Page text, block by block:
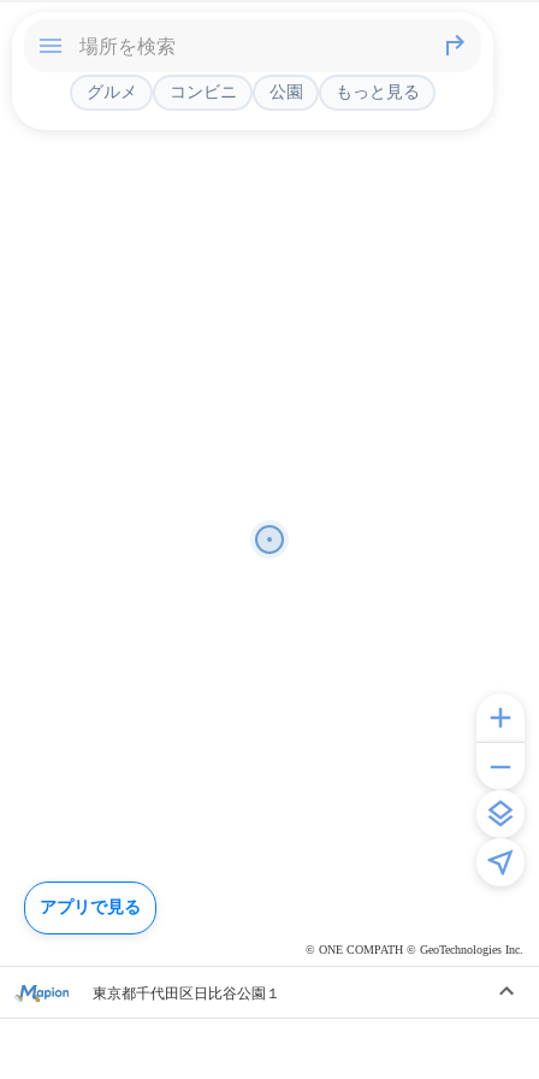
© ONE COMPATH © GeoTechnologies Inc.
グルメ コンビニ 公園 もっと見る
東京都千代田区日比谷公園１
アプリで見る